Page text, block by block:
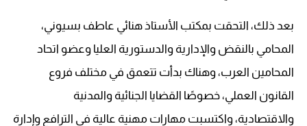
بعد ذلك، التحقت بمكتب الأستاذ هنائي عاطف بسيوني،
المحامي بالنقض والإدارية والدستورية العليا وعضو اتحاد
المحامين العرب، وهناك بدأت تتعمق في مختلف فروع
القانون العملي، خصوصًا القضايا الجنائية والمدنية
والاقتصادية، واكتسبت مهارات مهنية عالية في الترافع وإدارة